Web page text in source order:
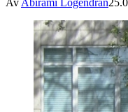
AvAbirami Logendran